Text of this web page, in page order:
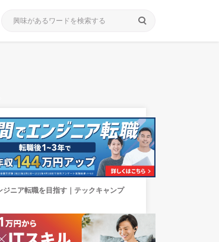
search
ジニア転職を目指す｜テックキャンプ